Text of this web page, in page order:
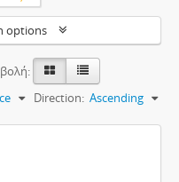
options
Direction: Ascending